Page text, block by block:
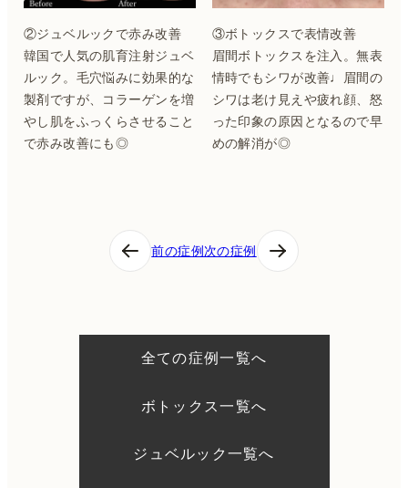
②ジュベルックで赤み改善
韓国で人気の肌育注射ジュベ
ルック。毛穴悩みに効果的な
製剤ですが、コラーゲンを増
やし肌をふっくらさせること
で赤み改善にも◎
③ボトックスで表情改善
眉間ボトックスを注入。無表
情時でもシワが改善♩眉間の
シワは老け見えや疲れ顔、怒
った印象の原因となるので早
めの解消が◎
前の症例次の症例
全ての症例一覧へ
ボトックス一覧へ
ジュベルック一覧へ